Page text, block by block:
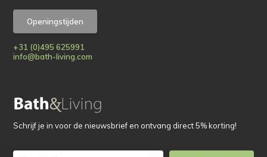
Openingstijden
+31 (0)495 625991
info@bath-living.com
Schrijf je in voor de nieuwsbrief en ontvang direct 5% korting!